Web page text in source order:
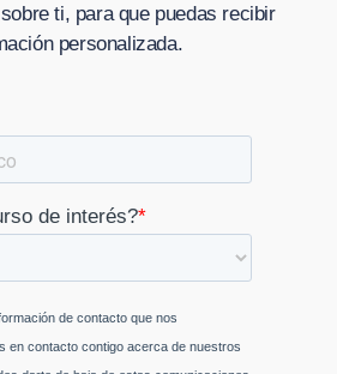
ti, para que puedas recibir
personalizada.